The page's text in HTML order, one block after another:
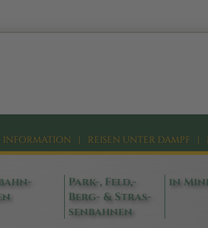
INFORMATION | REISEN UNTER DAMPF |
Park-, Feld,-
Berg- & Stras-
senbahnen
in